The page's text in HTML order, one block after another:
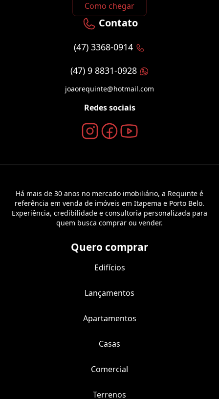
Como chegar
Contato
(47) 3368-0914
(47) 9 8831-0928
joaorequinte@hotmail.com
Redes sociais
Há mais de 30 anos no mercado imobiliário, a Requinte é
referência em venda de imóveis em Itapema e Porto Belo.
Experiência, credibilidade e consultoria personalizada para
quem busca comprar ou vender.
Quero comprar
Edifícios
Lançamentos
Apartamentos
Casas
Comercial
Terrenos